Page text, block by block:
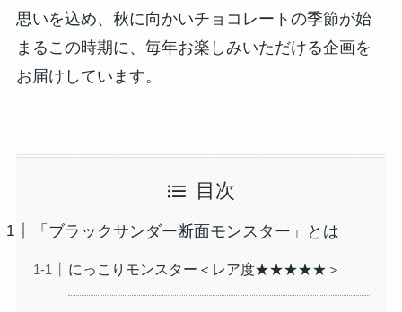
思いを込め、秋に向かいチョコレートの季節が始
まるこの時期に、毎年お楽しみいただける企画を
お届けしています。
目次
「ブラックサンダー断面モンスター」とは
にっこりモンスター＜レア度★★★★★＞